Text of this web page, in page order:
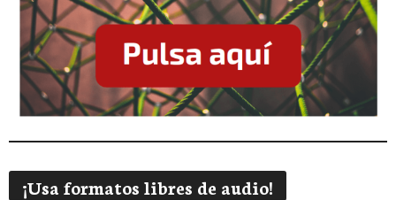
¡Usa formatos libres de audio!